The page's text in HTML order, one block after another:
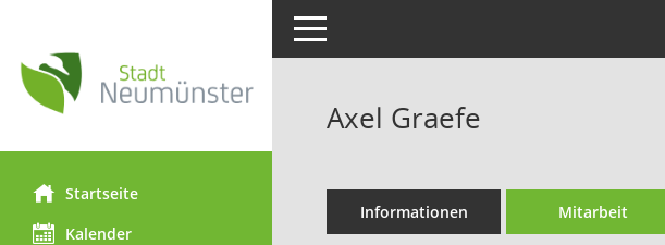
Startseite
Kalender
Toggle navigation
Axel Graefe
Informationen Mitarbeit